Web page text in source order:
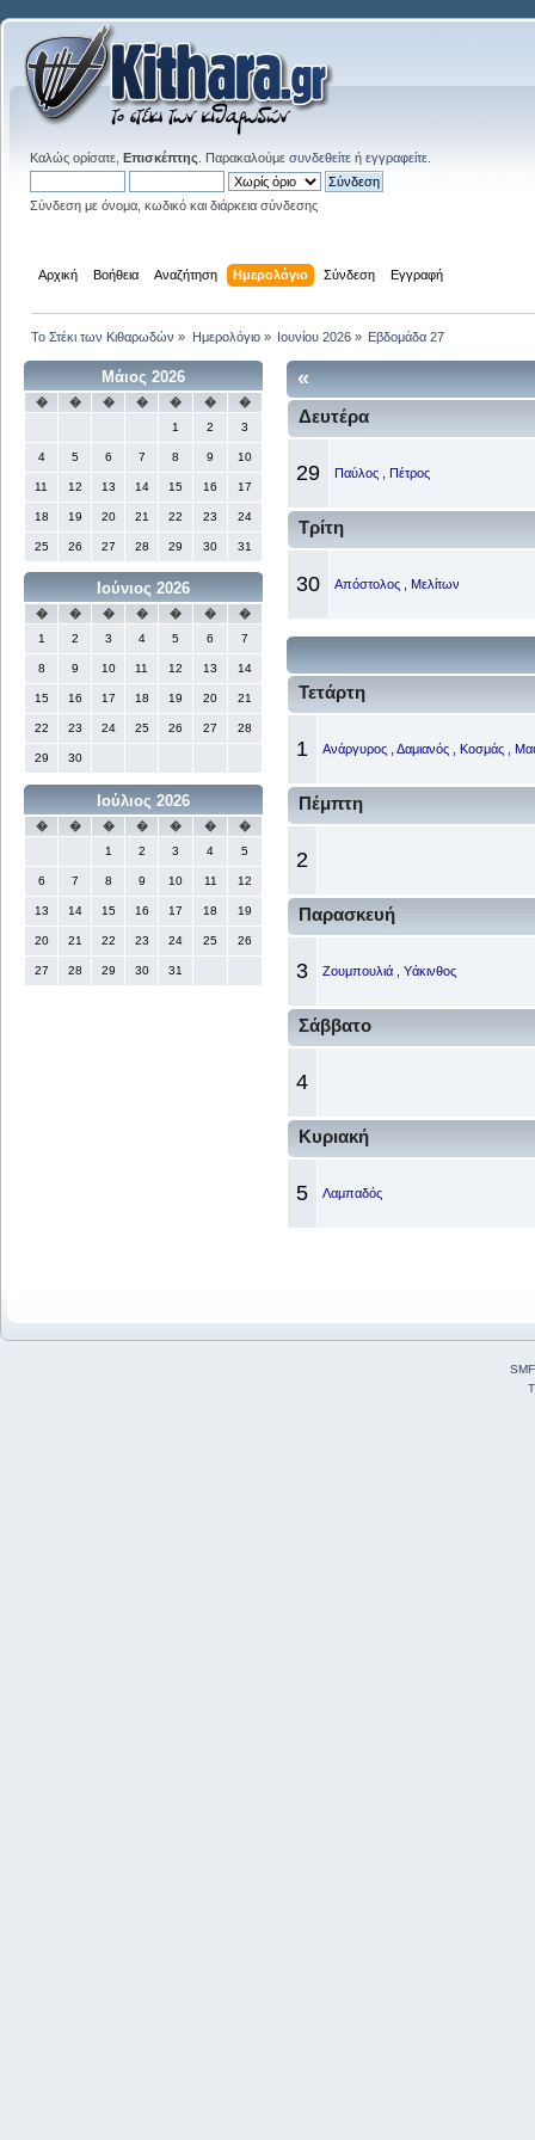
Καλώς ορίσατε, Επισκέπτης . Παρακαλούμε συνδεθείτε ή εγγραφείτε
Σύνδεση με όνομα, κωδικό και διάρκεια σύνδεσης
Αρχική Βοήθεια Αναζήτηση Ημερολόγιο Σύνδεση Εγγραφή
Το Στέκι των Κιθαρωδών » Ημερολόγιο» Ιουνίου 2026» Εβδομάδα 27
Μάιος 2026
� � � � � �
�
1
2 3
4 5 6 7 8 9 10
11 12 13 14 15 16 17
18 19 20 21 22 23 24
25 26 27 28 29 30 31
Ιούνιος 2026
� � � � � �
�
1
2 3 4 5 6 7
8 9 10 11 12 13 14
15 16 17 18 19 20 21
22 23 24 25 26 27 28
29 30
Ιούλιος 2026
� � � � � �
�
1
2 3 4 5
6 7 8 9 10 11 12
13 14 15 16 17 18 19
20 21 22 23 24 25 26
27 28 29 30 31
«
Δευτέρα
29 Παύλος , Πέτρος
Τρίτη
30 Απόστολος , Μελίτων
Τετάρτη
1 Ανάργυρος , Δαμιανός , Κοσμάς ,
Πέμπτη
2
Παρασκευή
3 Ζουμπουλιά , Υάκινθος
Σάββατο
4
Κυριακή
5 Λαμπαδός